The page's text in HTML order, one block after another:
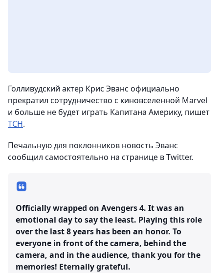
Голливудский актер Крис Эванс официально
прекратил сотрудничество с киновселенной Marvel
и больше не будет играть Капитана Америку, пишет
ТСН.
Печальную для поклонников новость Эванс
сообщил самостоятельно на странице в Twitter.
Officially wrapped on Avengers 4. It was an
emotional day to say the least. Playing this role
over the last 8 years has been an honor. To
everyone in front of the camera, behind the
camera, and in the audience, thank you for the
memories! Eternally grateful.